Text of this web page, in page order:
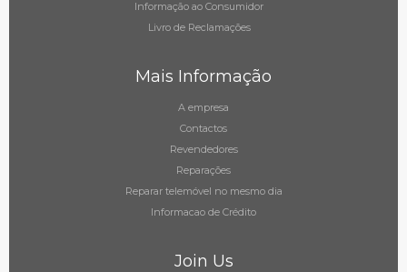
Informação ao Consumidor
Livro de Reclamações
Mais Informação
A empresa
Contactos
Revendedores
Reparações
Reparar telemóvel no mesmo dia
Informacao de Crédito
Join Us